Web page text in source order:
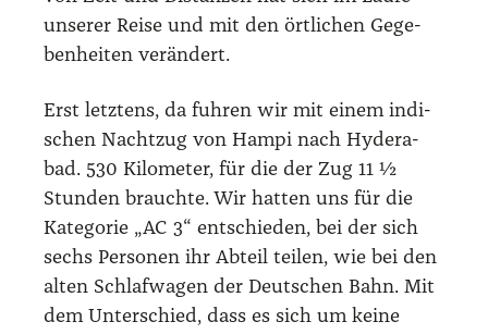
unse­rer Rei­se und mit den ört­li­chen Gege­
ben­hei­ten ver­än­dert.
Erst letz­tens, da fuh­ren wir mit einem indi­
schen Nacht­zug von Ham­pi nach Hyde­r­a­
bad. 530 Kilo­me­ter, für die der Zug 11 ½
Stun­den brauch­te. Wir hat­ten uns für die
Kate­go­rie „AC 3“ ent­schie­den, bei der sich
sechs Per­so­nen ihr Abteil tei­len, wie bei den
alten Schlaf­wa­gen der Deut­schen Bahn. Mit
dem Unter­schied, dass es sich um kei­ne